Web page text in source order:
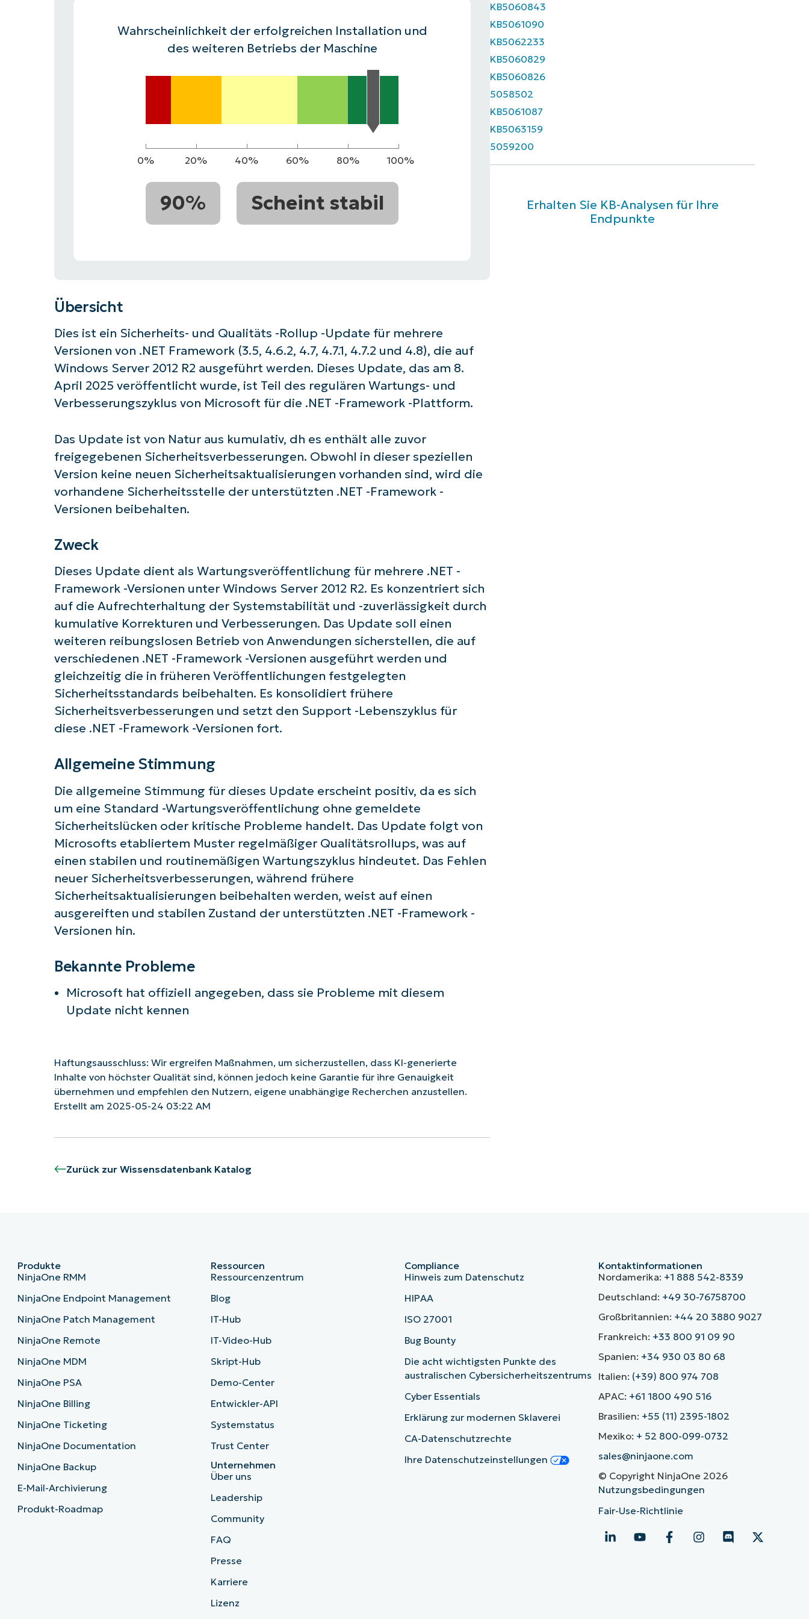
VERTRIEB KONTAKTIEREN PRODUKTVORSTELLUNG ANSEHEN
PRODUKT-
VERTRIEB KONTAKTIEREN PRODUKTVORSTELLUNG ANSEHEN
VERTRIEB KONTAKTIEREN PRODUKTVORSTELLUNG ANSEHEN
Wahrscheinlichkeit der erfolgreichen Installation und
des weiteren Betriebs der Maschine
0% 20% 40% 60% 80% 100%
90% Scheint stabil
Übersicht
Dies ist ein Sicherheits- und Qualitäts -Rollup -Update für mehrere
Versionen von .NET Framework (3.5, 4.6.2, 4.7, 4.7.1, 4.7.2 und 4.8), die auf
Windows Server 2012 R2 ausgeführt werden. Dieses Update, das am 8.
April 2025 veröffentlicht wurde, ist Teil des regulären Wartungs- und
Verbesserungszyklus von Microsoft für die .NET -Framework -Plattform.
Das Update ist von Natur aus kumulativ, dh es enthält alle zuvor
freigegebenen Sicherheitsverbesserungen. Obwohl in dieser speziellen
Version keine neuen Sicherheitsaktualisierungen vorhanden sind, wird die
vorhandene Sicherheitsstelle der unterstützten .NET -Framework -
Versionen beibehalten.
Zweck
Dieses Update dient als Wartungsveröffentlichung für mehrere .NET -
Framework -Versionen unter Windows Server 2012 R2. Es konzentriert sich
auf die Aufrechterhaltung der Systemstabilität und -zuverlässigkeit durch
kumulative Korrekturen und Verbesserungen. Das Update soll einen
weiteren reibungslosen Betrieb von Anwendungen sicherstellen, die auf
verschiedenen .NET -Framework -Versionen ausgeführt werden und
gleichzeitig die in früheren Veröffentlichungen festgelegten
Sicherheitsstandards beibehalten. Es konsolidiert frühere
Sicherheitsverbesserungen und setzt den Support -Lebenszyklus für
diese .NET -Framework -Versionen fort.
Allgemeine Stimmung
Die allgemeine Stimmung für dieses Update erscheint positiv, da es sich
um eine Standard -Wartungsveröffentlichung ohne gemeldete
Sicherheitslücken oder kritische Probleme handelt. Das Update folgt von
Microsofts etabliertem Muster regelmäßiger Qualitätsrollups, was auf
einen stabilen und routinemäßigen Wartungszyklus hindeutet. Das Fehlen
neuer Sicherheitsverbesserungen, während frühere
Sicherheitsaktualisierungen beibehalten werden, weist auf einen
ausgereiften und stabilen Zustand der unterstützten .NET -Framework -
Versionen hin.
Bekannte Probleme
Microsoft hat offiziell angegeben, dass sie Probleme mit diesem
Update nicht kennen
Haftungsausschluss: Wir ergreifen Maßnahmen, um sicherzustellen, dass KI-generierte
Inhalte von höchster Qualität sind, können jedoch keine Garantie für ihre Genauigkeit
übernehmen und empfehlen den Nutzern, eigene unabhängige Recherchen anzustellen.
Erstellt am 2025-05-24 03:22 AM
Zurück zur Wissensdatenbank Katalog
KB5060843
KB5061090
KB5062233
KB5060829
KB5060826
5058502
KB5061087
KB5063159
5059200
Erhalten Sie KB-Analysen für Ihre
Endpunkte
Starten Sie mit NinjaOne AI-gesteuerten KB-Analysen!
First
and
name*
Business
email*
Phone
number*
Company
name*
Produkte
NinjaOne RMM
NinjaOne Endpoint Management
NinjaOne Patch Management
NinjaOne Remote
NinjaOne MDM
NinjaOne PSA
NinjaOne Billing
NinjaOne Ticketing
NinjaOne Documentation
NinjaOne Backup
E-Mail-Archivierung
Produkt-Roadmap
Ressourcen
Ressourcenzentrum
Blog
IT-Hub
IT-Video-Hub
Skript-Hub
Demo-Center
Entwickler-API
Systemstatus
Trust Center
Unternehmen
Über uns
Leadership
Community
FAQ
Presse
Karriere
Lizenz
Compliance
Hinweis zum Datenschutz
HIPAA
ISO 27001
Bug Bounty
Die acht wichtigsten Punkte des
australischen Cybersicherheitszentrums
Cyber Essentials
Erklärung zur modernen Sklaverei
CA-Datenschutzrechte
Ihre Datenschutzeinstellungen
Kontaktinformationen
Nordamerika: +1 888 542-8339
Deutschland: +49 30-76758700
Großbritannien: +44 20 3880 9027
Frankreich: +33 800 91 09 90
Spanien: +34 930 03 80 68
Italien: (+39) 800 974 708
APAC: +61 1800 490 516
Brasilien: +55 (11) 2395-1802
Mexiko: + 52 800-099-0732
sales@ninjaone.com
© Copyright NinjaOne 2026
Nutzungsbedingungen
Fair-Use-Richtlinie